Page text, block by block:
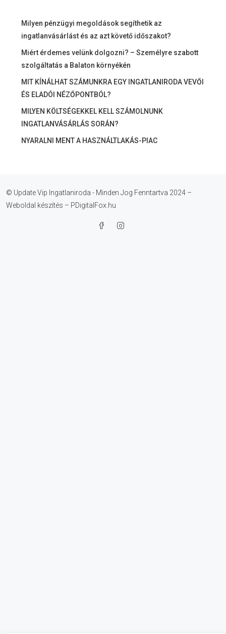
Milyen pénzügyi megoldások segíthetik az
ingatlanvásárlást és az azt követő időszakot?
Miért érdemes velünk dolgozni? – Személyre szabott
szolgáltatás a Balaton környékén
MIT KÍNÁLHAT SZÁMUNKRA EGY INGATLANIRODA VEVŐI
ÉS ELADÓI NÉZŐPONTBÓL?
MILYEN KÖLTSÉGEKKEL KELL SZÁMOLNUNK
INGATLANVÁSÁRLÁS SORÁN?
NYARALNI MENT A HASZNÁLTLAKÁS-PIAC
© Update Vip Ingatlaniroda - Minden Jog Fenntartva 2024 –
Weboldal készítés – PDigitalFox.hu